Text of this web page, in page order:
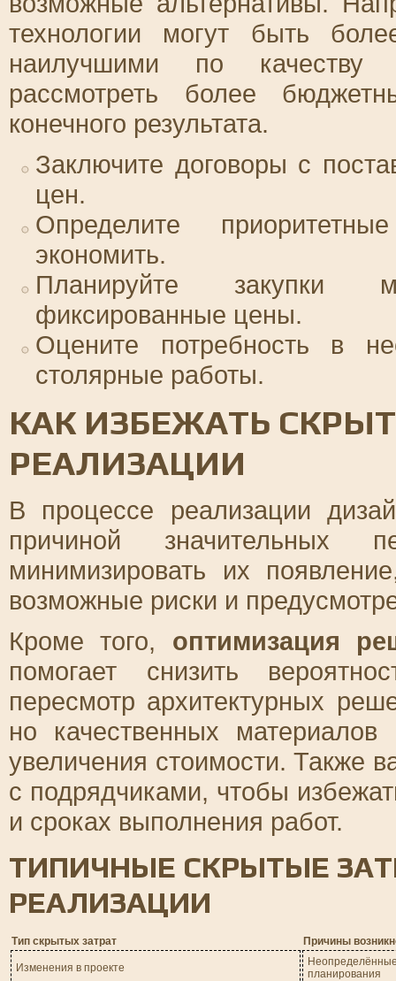
технологии могут быть
наилучшими по качеству
рассмотреть более
конечного результата.
Заключите договоры с
цен.
Определите
экономить.
Планируйте закупки
фиксированные цены.
Оцените потребность в
столярные работы.
КАК ИЗБЕЖАТЬ
РЕАЛИЗАЦИИ
В процессе реализации
причиной значительных
минимизировать их
возможные риски и
Кроме того, оптимизация
помогает снизить
пересмотр архитектурных
но качественных материалов
увеличения стоимости. Также
с подрядчиками, чтобы
и сроках выполнения работ.
ТИПИЧНЫЕ СКРЫТЫЕ
РЕАЛИЗАЦИИ
Тип скрытых затрат Причины
Изменения в проекте
планирования